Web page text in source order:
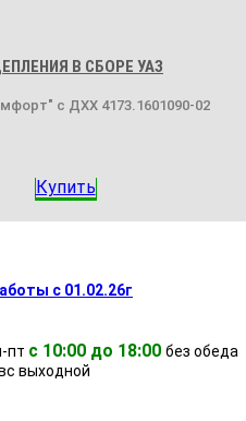
В СБОРЕ УАЗ
с ДХХ 4173.1601090-02
Купить
с 01.02.26г
пт с 10:00 до 18:00 без обеда
выходной